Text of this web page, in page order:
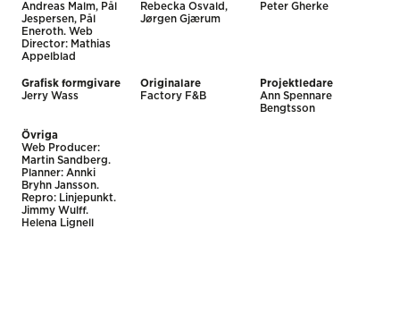
Andreas Malm, Pål
Jespersen, Pål
Eneroth. Web
Director: Mathias
Appelblad
Rebecka Osvald,
Jørgen Gjærum
Peter Gherke
Grafisk formgivare
Jerry Wass
Originalare
Factory F&B
Projektledare
Ann Spennare
Bengtsson
Övriga
Web Producer:
Martin Sandberg.
Planner: Annki
Bryhn Jansson.
Repro: Linjepunkt.
Jimmy Wulff.
Helena Lignell